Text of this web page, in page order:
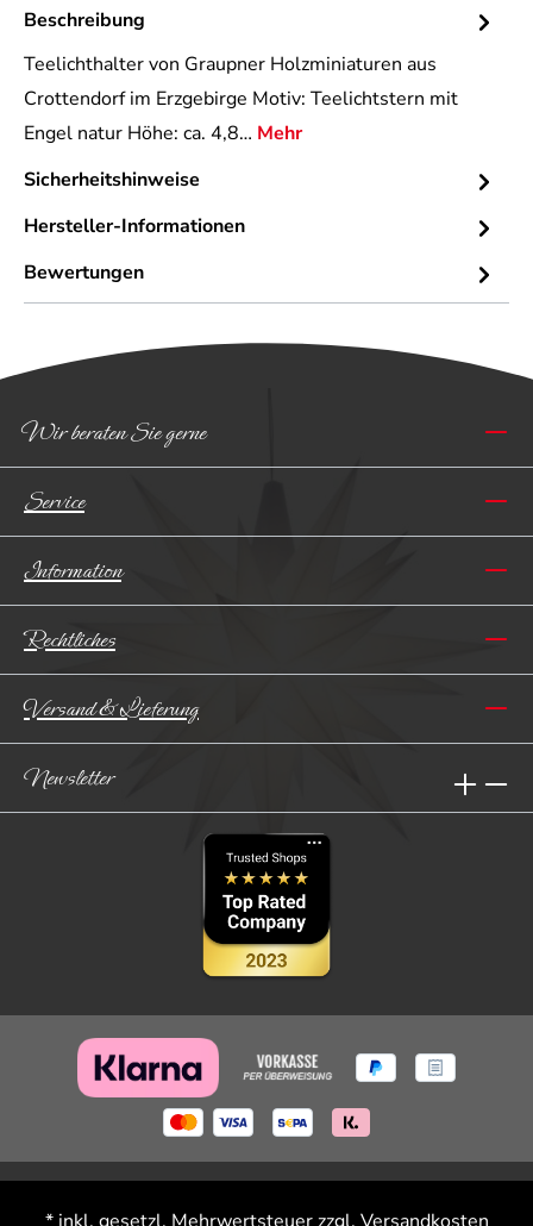
Beschreibung
Teelichthalter von Graupner Holzminiaturen aus
Crottendorf im Erzgebirge Motiv: Teelichtstern mit
Engel natur Höhe: ca. 4,8… Mehr
Sicherheitshinweise
Hersteller-Informationen
Bewertungen
Wir beraten Sie gerne
Service
Information
Rechtliches
Versand & Lieferung
Newsletter